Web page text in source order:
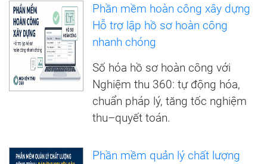
Phần mềm hoàn công xây dựng
Hỗ trợ lập hồ sơ hoàn công
nhanh chóng
Số hóa hồ sơ hoàn công với
Nghiệm thu 360: tự động hóa,
chuẩn pháp lý, tăng tốc nghiệm
thu–quyết toán.
Phần mềm quản lý chất lượng